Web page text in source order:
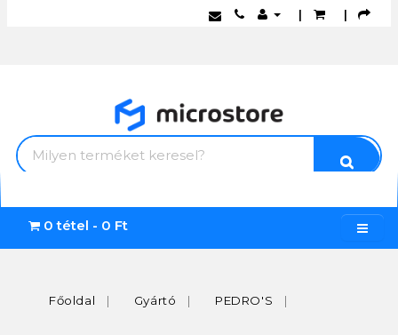
| |
0 tétel - 0 Ft
Főoldal Gyártó PEDRO'S